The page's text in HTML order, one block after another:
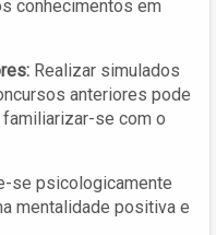
conhecimentos em
Realizar simulados
anteriores pode
se com o
se psicologicamente
mentalidade positiva e